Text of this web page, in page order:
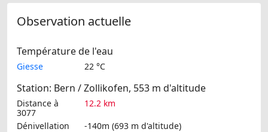
Observation actuelle
Température de l'eau
Giesse 22 °C
Station: Bern / Zollikofen, 553 m d'altitude
Distance à
3077
12.2 km
Dénivellation
-140m (693 m d'altitude)